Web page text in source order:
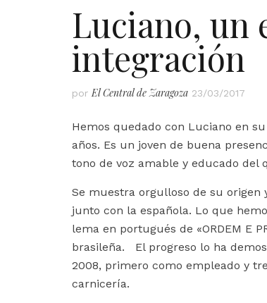
Luciano, un
integración
por El Central de Zaragoza 23/03/2017
Hemos quedado con Luciano en
años. Es un joven de buena
tono de voz amable y educado del
Se muestra orgulloso de su origen
junto con la española. Lo que
lema en portugués de «ORDEM E
brasileña. El progreso lo ha
2008, primero como empleado y
carnicería.